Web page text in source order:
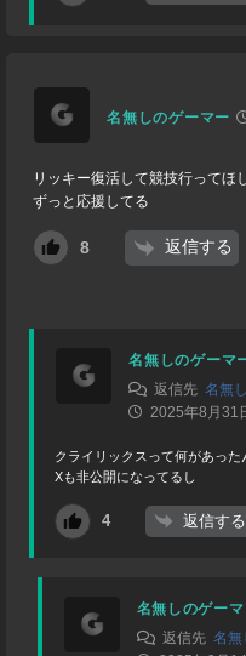
名無しのゲーマー
リッキー復活して競技行ってほ
ずっと応援してる
8 返信する
名無しのゲーマ
返信先名無
2025年8月31
クライリックスって何があった
Xも非公開になってるし
4 返信する
名無しのゲー
返信先 名無